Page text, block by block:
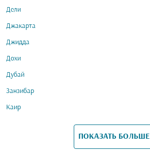
Дели
Джакарта
Джидда
Дохи
Дубай
Занзибар
Каир
ПОКАЗАТЬ БОЛЬШЕ